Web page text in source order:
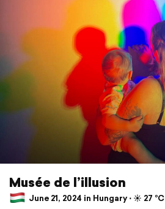
Musée de l’illusion
June 21, 2024 in Hungary ⋅ ☀️ 27 °C